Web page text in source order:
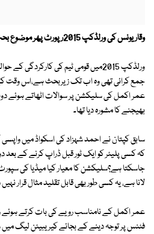
وقار یونس کی ورلڈکپ 2015رپورٹ پھر موضوع بحث بن گئی۔
ورلڈکپ 2015میں قومی ٹیم کی
جمع کرائی تھی وہ اب تک زیربحث ہے،اس وقت
عمر اکمل کی سلیکشن پر سوالات اٹھاتے ہوئے
بھیجنے کا مشورہ دیا تھا۔
سابق کپتان نے احمد شہزاد کی اسکواڈ میں واپسی
کہ کسی پلیئر کو ایک ٹور قبل ڈراپ کرنے کے
جاسکتا ہے؟سلیکشن کا معیار کیا میڈیا کی
لانا ہے، یہ کسی طور بھی قابل تقلید مثال قرار
عمر اکمل کے نامناسب رویے کی بات کرتے ہوئے
فٹنس پر توجہ دینے کے بجائے کیریبیئن لیگ